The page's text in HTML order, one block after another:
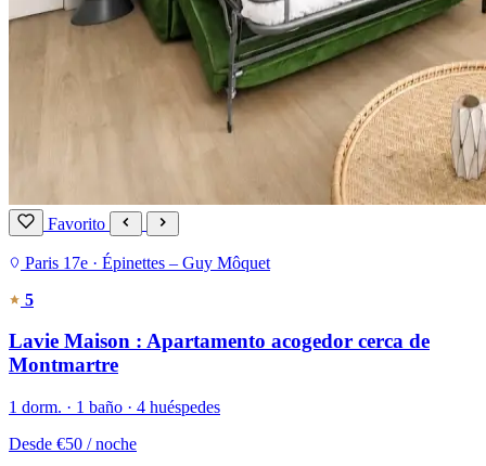
Favorito
Paris 17e · Épinettes – Guy Môquet
5
Lavie Maison : Apartamento acogedor cerca de
Montmartre
1 dorm. · 1 baño · 4 huéspedes
Desde €50 / noche